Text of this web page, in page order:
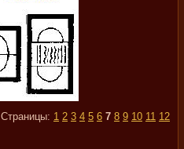
Страницы: 1 2 3 4 5 6 7 8 9 10 11 12